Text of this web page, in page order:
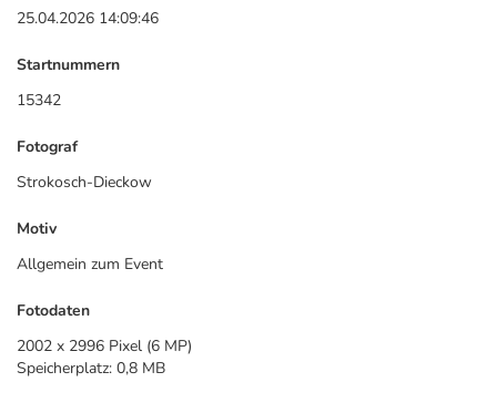
25.04.2026 14:09:46
Startnummern
15342
Fotograf
Strokosch-Dieckow
Motiv
Allgemein zum Event
Fotodaten
2002 x 2996 Pixel (6 MP)
Speicherplatz: 0,8 MB